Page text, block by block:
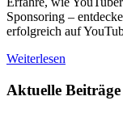
Sponsoring –
erfolgreich auf
Weiterlesen
Aktuelle Beiträge